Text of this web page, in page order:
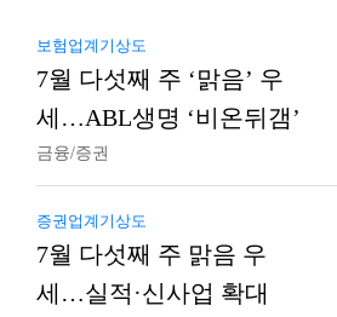
보험업계기상도
7월 다섯째 주 ‘맑음’ 우
세…ABL생명 ‘비온뒤갬’
금융/증권
증권업계기상도
7월 다섯째 주 맑음 우
세…실적·신사업 확대